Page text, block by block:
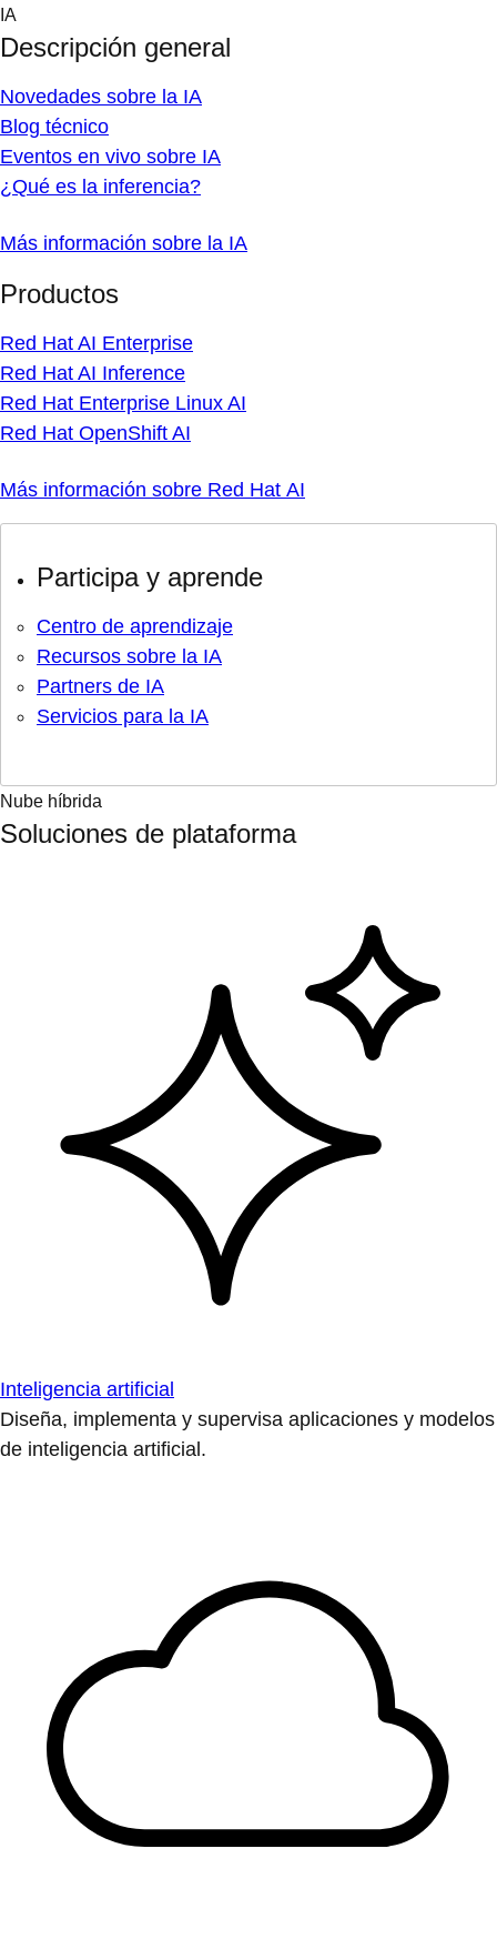
Skip
content
IA
Descripción general
Novedades sobre la IA
Blog técnico
Eventos en vivo sobre IA
¿Qué es la inferencia?
Más información sobre la IA
Productos
Red Hat AI Enterprise
Red Hat AI Inference
Red Hat Enterprise Linux AI
Red Hat OpenShift AI
Más información sobre Red Hat AI
Participa y aprende
Centro de aprendizaje
Recursos sobre la IA
Partners de IA
Servicios para la IA
Nube híbrida
Soluciones de plataforma
Inteligencia artificial
Diseña, implementa y supervisa aplicaciones y modelos
de inteligencia artificial.